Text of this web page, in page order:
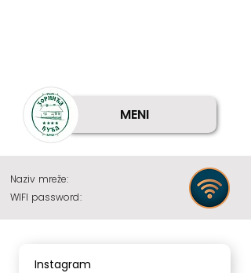
MENI
Naziv mreže:
WIFI password:
Instagram